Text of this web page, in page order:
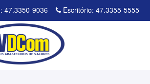
47.3350-9036 Escritório: 47.3355-5555